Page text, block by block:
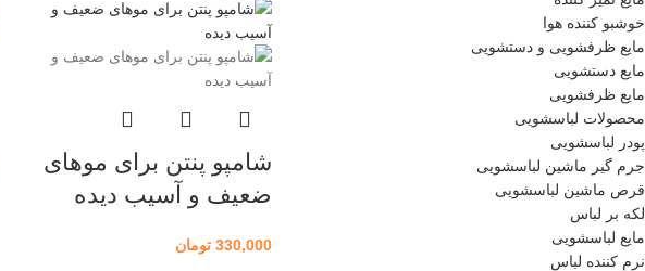
خوشبو کننده هوا
مایع ظرفشویی و دستشویی
مایع دستشویی
مایع ظرفشویی
محصولات لباسشویی
پودر لباسشویی
جرم گیر ماشین لباسشویی
قرص ماشین لباسشویی
لکه بر لباس
مایع لباسشویی
نرم کننده لباس
شامپو پنتن برای موهای
ضعیف و آسیب دیده
330,000 تومان